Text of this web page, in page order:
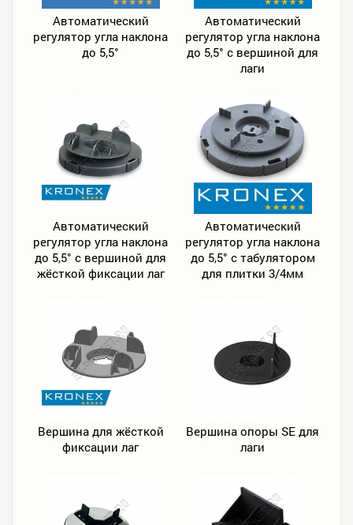
Автоматический
регулятор угла наклона
до 5,5°
Автоматический
регулятор угла наклона
до 5,5° с вершиной для
лаги
Автоматический
регулятор угла наклона
до 5,5° с вершиной для
жёсткой фиксации лаг
Автоматический
регулятор угла наклона
до 5,5° с табулятором
для плитки 3/4мм
Вершина для жёсткой
фиксации лаг
Вершина опоры SE для
лаги